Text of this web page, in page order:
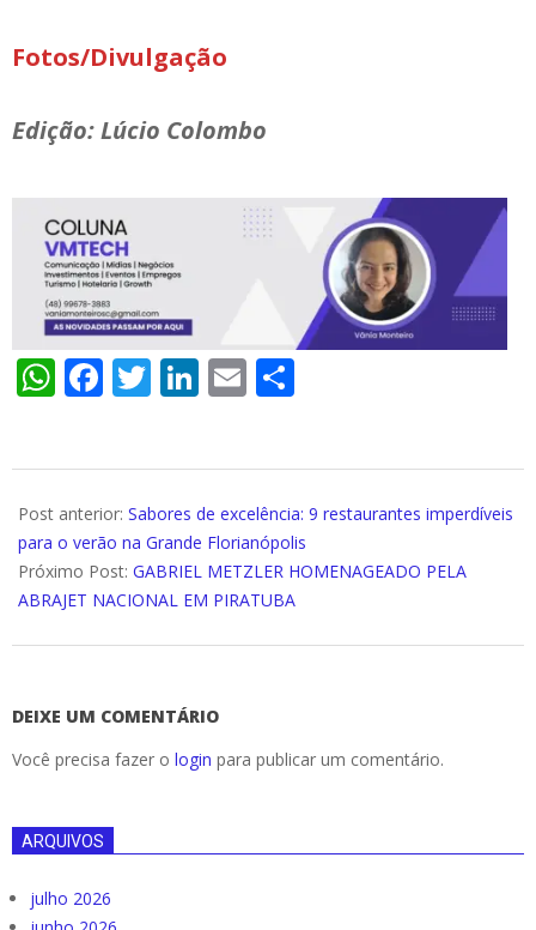
Fotos/Divulgação
Edição: Lúcio Colombo
WhatsApp
Facebook
Twitter
LinkedIn
Email
01-
06
Post anterior: Sabores de excelência: 9 restaurantes imperdíveis
para o verão na Grande Florianópolis
Próximo Post: GABRIEL METZLER HOMENAGEADO PELA
ABRAJET NACIONAL EM PIRATUBA
DEIXE UM COMENTÁRIO
Você precisa fazer o login para publicar um comentário.
ARQUIVOS
julho 2026